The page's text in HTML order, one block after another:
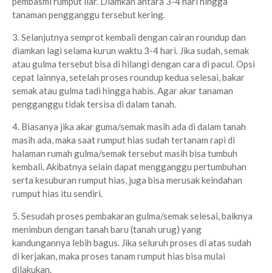
tanaman pengganggu tersebut kering.
3. Selanjutnya semprot kembali dengan cairan roundup dan
diamkan lagi selama kurun waktu 3-4 hari. Jika sudah, semak
atau gulma tersebut bisa di hilangi dengan cara di pacul. Opsi
cepat lainnya, setelah proses roundup kedua selesai, bakar
semak atau gulma tadi hingga habis. Agar akar tanaman
pengganggu tidak tersisa di dalam tanah.
4. Biasanya jika akar guma/semak masih ada di dalam tanah
masih ada, maka saat rumput hias sudah tertanam rapi di
halaman rumah gulma/semak tersebut masih bisa tumbuh
kembali. Akibatnya selain dapat mengganggu pertumbuhan
serta kesuburan rumput hias, juga bisa merusak keindahan
rumput hias itu sendiri.
5. Sesudah proses pembakaran gulma/semak selesai, baiknya
menimbun dengan tanah baru (tanah urug) yang
kandungannya lebih bagus. Jika seluruh proses di atas sudah
di kerjakan, maka proses tanam rumput hias bisa mulai
dilakukan.